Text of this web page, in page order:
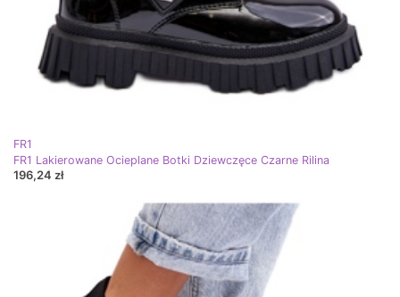
FR1
FR1 Lakierowane Ocieplane Botki Dziewczęce Czarne Rilina
196,24 zł